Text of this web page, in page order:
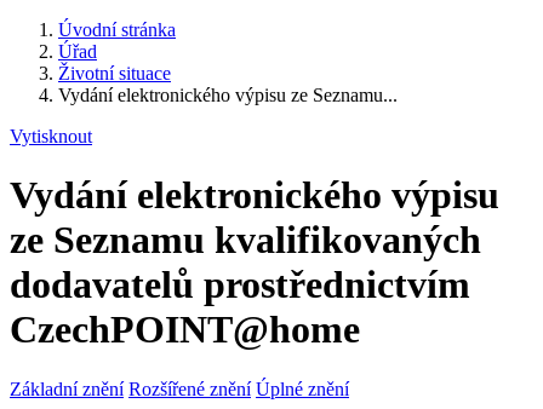
Úvodní stránka
Úřad
Životní situace
Vydání elektronického výpisu ze Seznamu...
Vytisknout
Vydání elektronického výpisu
ze Seznamu kvalifikovaných
dodavatelů prostřednictvím
CzechPOINT@home
Základní znění Rozšířené znění Úplné znění